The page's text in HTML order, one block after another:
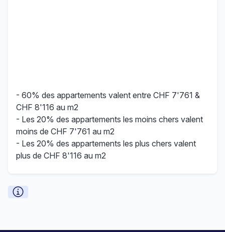
- 60% des appartements valent entre CHF 7'761 &
CHF 8'116 au m2
- Les 20% des appartements les moins chers valent
moins de CHF 7'761 au m2
- Les 20% des appartements les plus chers valent
plus de CHF 8'116 au m2